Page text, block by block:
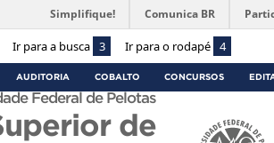
Ir para a busca 3 Ir para o rodapé 4
Simplifique! Comunica BR
AUDITORIA COBALTO CONCURSOS
Federal de Pelotas
de